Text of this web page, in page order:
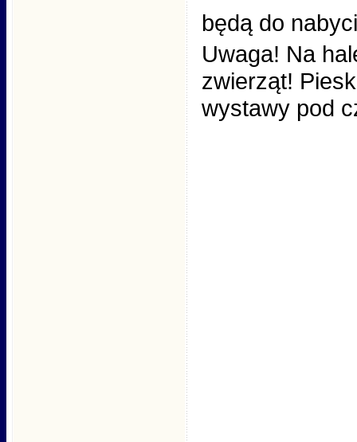
będą do
Uwaga! Na
zwierząt!
wystawy pod